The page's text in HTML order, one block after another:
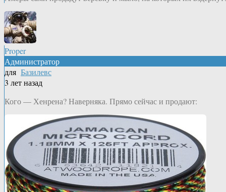
Proper
Администратор
для Базилевс
3 лет назад
Кого — Хенрена? Наверняка. Прямо сейчас и продают: